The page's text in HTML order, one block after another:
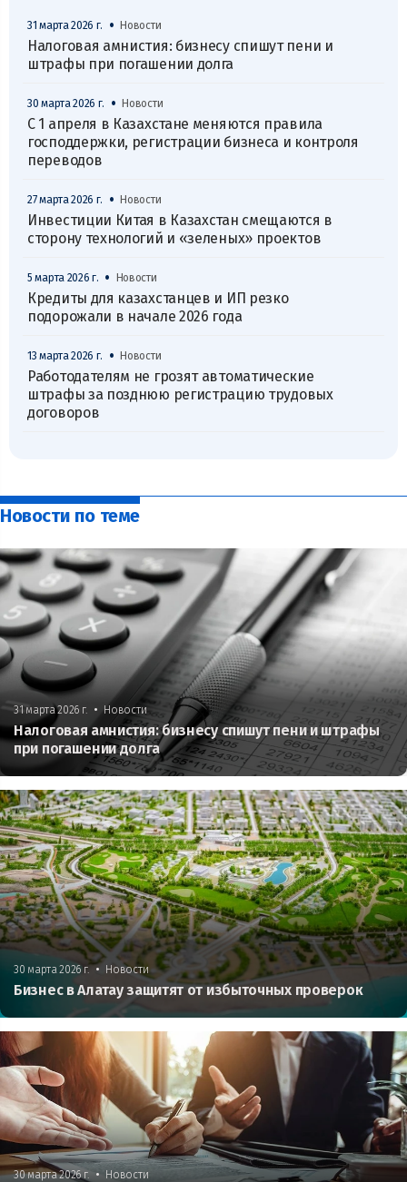
31 марта 2026 г. • Новости
Налоговая амнистия: бизнесу спишут пени и
штрафы при погашении долга
30 марта 2026 г. • Новости
С 1 апреля в Казахстане меняются правила
господдержки, регистрации бизнеса и контроля
переводов
27 марта 2026 г. • Новости
Инвестиции Китая в Казахстан смещаются в
сторону технологий и «зеленых» проектов
5 марта 2026 г. • Новости
Кредиты для казахстанцев и ИП резко
подорожали в начале 2026 года
13 марта 2026 г. • Новости
Работодателям не грозят автоматические
штрафы за позднюю регистрацию трудовых
договоров
Новости по теме
31 марта 2026 г. • Новости
Налоговая амнистия: бизнесу спишут пени и штрафы
при погашении долга
30 марта 2026 г. • Новости
Бизнес в Алатау защитят от избыточных проверок
30 марта 2026 г. • Новости